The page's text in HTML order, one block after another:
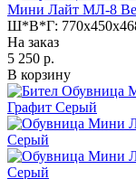
Мини Лайт МЛ-8
Ш*В*Г:
На заказ
5 250 р.
В корзину